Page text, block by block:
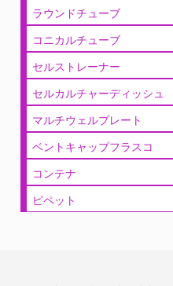
ラウンドチューブ
コニカルチューブ
セルストレーナー
セルカルチャーディッシュ
マルチウェルプレート
ベントキャップフラスコ
コンテナ
ピペット